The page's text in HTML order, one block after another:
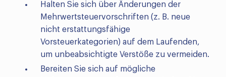
Halten Sie sich über Änderungen der
Mehrwertsteuervorschriften (z. B. neue
nicht erstattungsfähige
Vorsteuerkategorien) auf dem Laufenden,
um unbeabsichtigte Verstöße zu vermeiden.
Bereiten Sie sich auf mögliche